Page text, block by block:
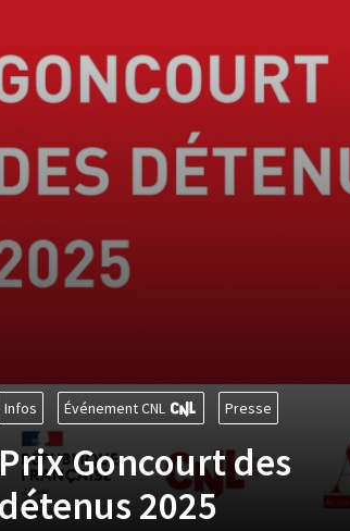
Infos Événement CNL Presse
Prix Goncourt des
détenus 2025